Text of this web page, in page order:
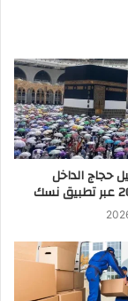
حجاج الداخل